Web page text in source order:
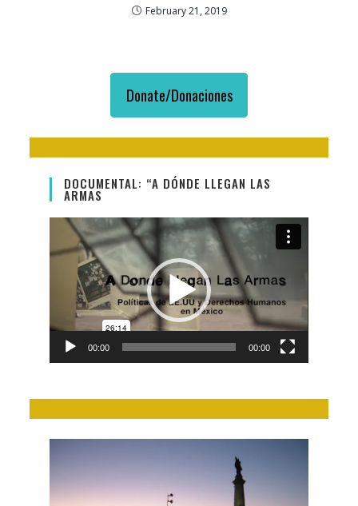
February 21, 2019
Donate/Donaciones
DOCUMENTAL: “A DÓNDE LLEGAN LAS
ARMAS
Video
Player
00:00 00:00